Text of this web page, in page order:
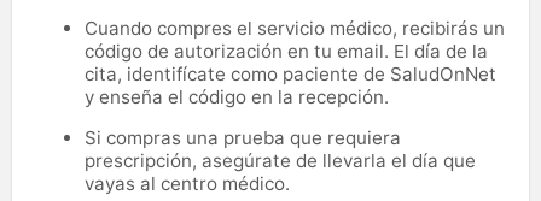
Cuando compres el servicio médico, recibirás un
código de autorización en tu email. El día de la
cita, identifícate como paciente de SaludOnNet
y enseña el código en la recepción.
Si compras una prueba que requiera
prescripción, asegúrate de llevarla el día que
vayas al centro médico.